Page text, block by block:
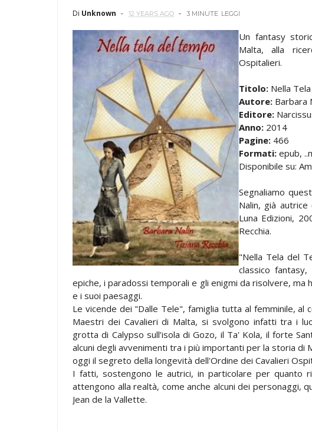
Di Unknown 12 YEARS AGO 3 MINUTE LEGGI
Un fantasy
Malta, alla
Ospitalieri.
Titolo: Nella
Autore: Barbara
Editore:
Anno: 2014
Pagine: 466
Formati: epub,
Disponibile su:
Segnaliamo
Nalin, già
Luna Edizioni,
Recchia.
"Nella Tela del
classico
epiche, i paradossi temporali e gli enigmi da risolvere,
e i suoi paesaggi.
Le vicende dei "Dalle Tele", famiglia tutta al femminile, al
Maestri dei Cavalieri di Malta, si svolgono infatti tra i
grotta di Calypso sull’isola di Gozo, il Ta' Kola, il forte
alcuni degli avvenimenti tra i più importanti per la storia di
oggi il segreto della longevità dell'Ordine dei Cavalieri
I fatti, sostengono le autrici, in particolare per quanto
attengono alla realtà, come anche alcuni dei personaggi,
Jean de la Vallette.